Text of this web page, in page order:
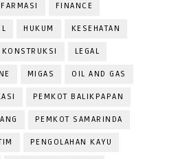
FARMASI FINANCE
HUKUM KESEHATAN
KONSTRUKSI LEGAL
MIGAS OIL AND GAS
PEMKOT BALIKPAPAN
PEMKOT SAMARINDA
PENGOLAHAN KAYU